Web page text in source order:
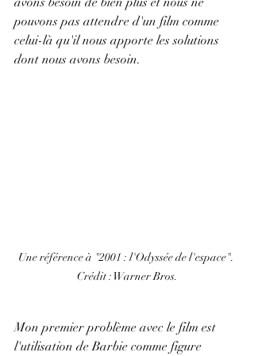
pouvons pas attendre d'un film comme
celui-là qu'il nous apporte les solutions
dont nous avons besoin.
Une référence à "2001 : l'Odyssée de l'espace".
Crédit : Warner Bros.
Mon premier problème avec le film est
l'utilisation de Barbie comme figure